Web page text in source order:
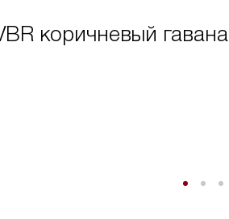
коричневый гавана